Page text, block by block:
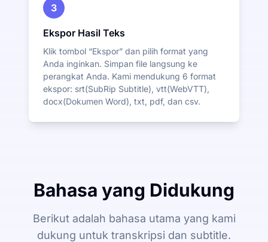
3
Ekspor Hasil Teks
Klik tombol “Ekspor” dan pilih format yang
Anda inginkan. Simpan file langsung ke
perangkat Anda. Kami mendukung 6 format
ekspor: srt(SubRip Subtitle), vtt(WebVTT),
docx(Dokumen Word), txt, pdf, dan csv.
Bahasa yang Didukung
Berikut adalah bahasa utama yang kami
dukung untuk transkripsi dan subtitle.